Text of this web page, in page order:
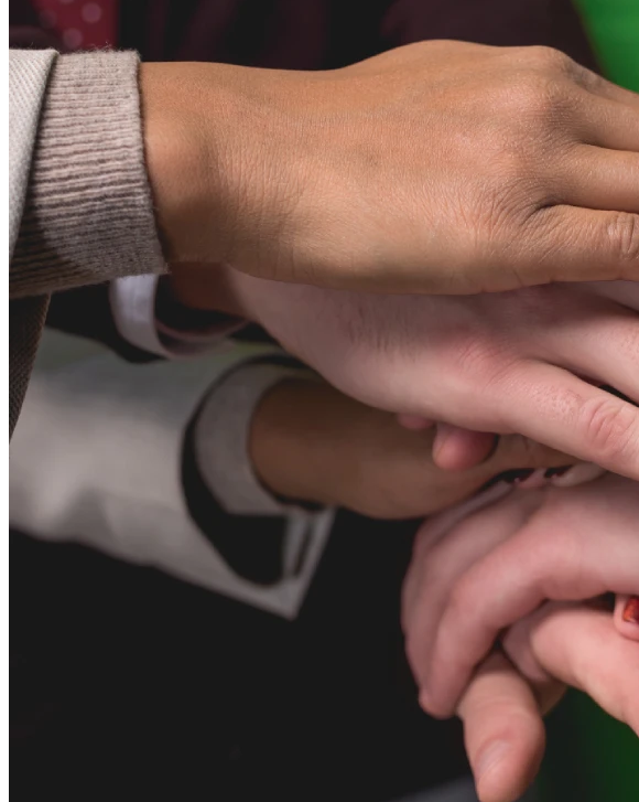
New Midi
New Compack
Nextpro
ZUBEHÖRDruckmaschinen Klebemaschinen
ALLE PRODUKTE ANZEIGEN
© 2026 PANOTEC® Srl Unipersonale